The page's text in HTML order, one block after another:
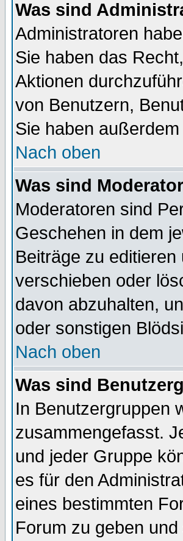
Was sind
Administratoren
Sie haben das
Aktionen
von Benutzern,
Sie haben
Nach oben
Was sind
Moderatoren sind
Geschehen in dem
Beiträge zu
verschieben oder
davon abzuhalten,
oder sonstigen
Nach oben
Was sind
In Benutzergruppen
zusammengefasst.
und jeder Gruppe
es für den
eines bestimmten
Forum zu geben und